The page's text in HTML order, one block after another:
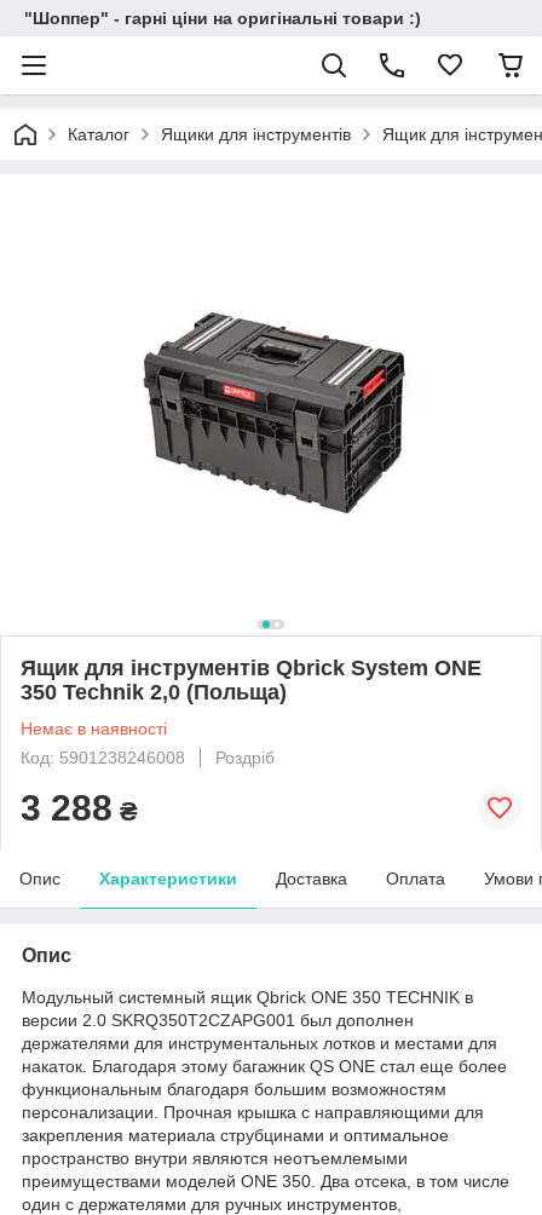
"Шоппер" - гарні ціни на оригінальні товари :)
Каталог Ящики для інструментів Ящик для
Ящик для інструментів Qbrick System ONE
350 Technik 2,0 (Польща)
Немає в наявності
Код: 5901238246008
Роздріб
3 288 ₴
Опис Характеристики Доставка Оплата Умови
Опис
Модульный системный ящик Qbrick ONE 350 TECHNIK в
версии 2.0 SKRQ350T2CZAPG001 был дополнен
держателями для инструментальных лотков и местами для
накаток. Благодаря этому багажник QS ONE стал еще более
функциональным благодаря большим возможностям
персонализации. Прочная крышка с направляющими для
закрепления материала струбцинами и оптимальное
пространство внутри являются неотъемлемыми
преимуществами моделей ONE 350. Два отсека, в том числе
один с держателями для ручных инструментов,